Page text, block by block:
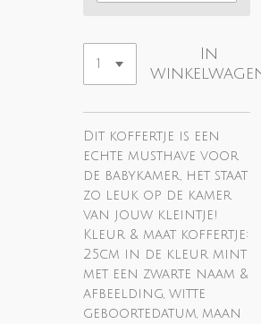
In
Dit koffertje is een
echte musthave voor
de babykamer, het staat
zo leuk op de kamer
van jouw kleintje!
Kleur & maat koffertje:
25cm in de kleur mint
met een zwarte naam &
afbeelding, witte
geboortedatum, maan